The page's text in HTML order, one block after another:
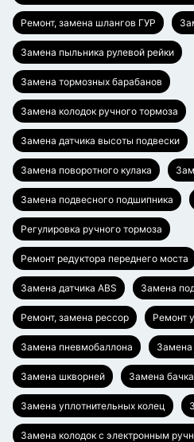
Ремонт, замена шлангов ГУР
Замена пыльника рулевой рейки
Замена тормозных барабанов
Замена колодок ручного тормоза
Замена датчика высоты подвески
Замена поворотного кулака
Замена подвесного подшипника
Регулировка ручного тормоза
Ремонт редуктора переднего моста
Замена датчика ABS Замена
Ремонт, замена рессор Ремонт
Замена пневмобаллона Замена
Замена шкворней Замена
Замена уплотнительных колец
Замена колодок с электронным